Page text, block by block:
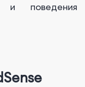
и поведения